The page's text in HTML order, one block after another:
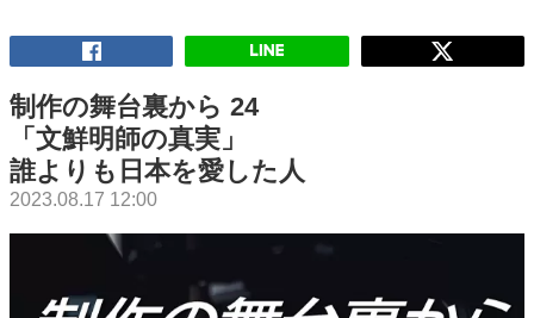
制作の舞台裏から 24
「文鮮明師の真実」
誰よりも日本を愛した人
2023.08.17 12:00